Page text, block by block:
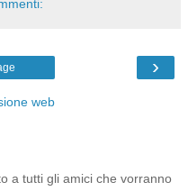
›
web
a tutti gli amici che vorranno